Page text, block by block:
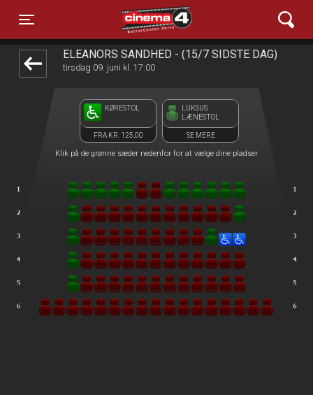
Toggle navigation
Cinema4
ELEANORS SANDHED - (15/7 SIDSTE DAG)
tirsdag 09. juni kl. 17:00
KØRESTOL
FRA KR. 125,00
LUKSUS
LÆNESTOL
SE MERE
Klik på de grønne sæder nedenfor for at vælge dine pladser
front05-temp 010346